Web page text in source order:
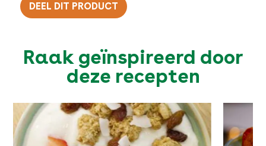
DEEL DIT PRODUCT
Facebook
Pinterest
Kopieer URL
Raak geïnspireerd door
deze recepten